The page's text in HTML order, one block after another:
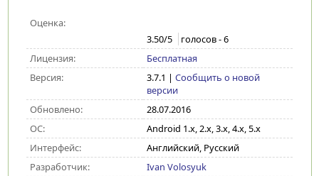
Оценка:
3.50/5 голосов -6
Лицензия:
Бесплатная
Версия:
3.7.1 | Сообщить о новой
версии
Обновлено:
28.07.2016
ОС:
Android 1.x, 2.x, 3.x, 4.x, 5.x
Интерфейс:
Английский, Русский
Разработчик:
Ivan Volosyuk